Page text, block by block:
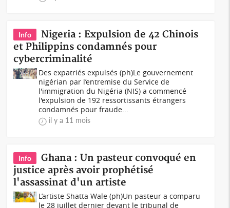
Info
Nigeria : Expulsion de 42 Chinois
et Philippins condamnés pour
cybercriminalité
Des expatriés expulsés (ph)Le gouvernement
nigérian par l’entremise du Service de
l'immigration du Nigéria (NIS) a commencé
l'expulsion de 192 ressortissants étrangers
condamnés pour fraude...
il y a 11 mois
Info
Ghana : Un pasteur convoqué en
justice après avoir prophétisé
l'assassinat d'un artiste
L’artiste Shatta Wale (ph)Un pasteur a comparu
le 28 juillet dernier devant le tribunal de